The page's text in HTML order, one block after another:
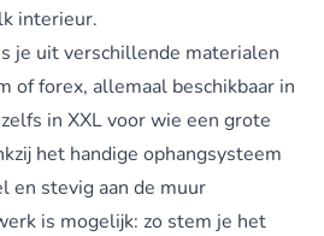
interieur.
je uit verschillende materialen
of forex, allemaal beschikbaar in
in XXL voor wie een grote
het handige ophangsysteem
en stevig aan de muur
is mogelijk: zo stem je het